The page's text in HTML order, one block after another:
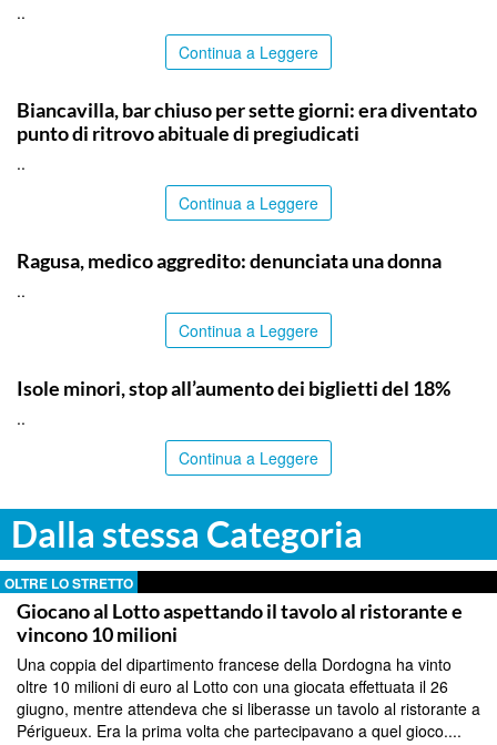
..
Continua a Leggere
Biancavilla, bar chiuso per sette giorni: era diventato
punto di ritrovo abituale di pregiudicati
..
Continua a Leggere
Ragusa, medico aggredito: denunciata una donna
..
Continua a Leggere
Isole minori, stop all’aumento dei biglietti del 18%
..
Continua a Leggere
Dalla stessa Categoria
OLTRE LO STRETTO
Giocano al Lotto aspettando il tavolo al ristorante e
vincono 10 milioni
Una coppia del dipartimento francese della Dordogna ha vinto
oltre 10 milioni di euro al Lotto con una giocata effettuata il 26
giugno, mentre attendeva che si liberasse un tavolo al ristorante a
Périgueux. Era la prima volta che partecipavano a quel gioco....